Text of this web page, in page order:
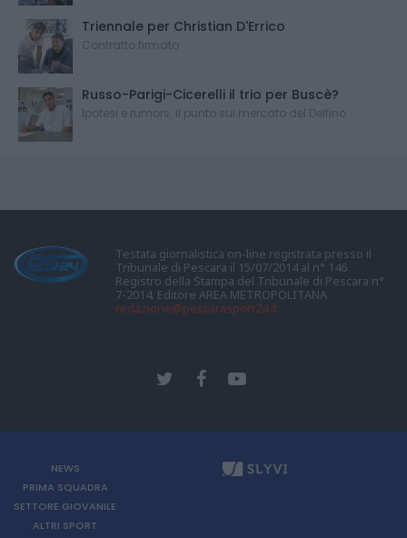
Triennale per Christian D'Errico
Contratto firmato
Russo-Parigi-Cicerelli il trio per Buscè?
Ipotesi e rumors: il punto sul mercato del Delfino
Testata giornalistica on-line registrata presso il
Tribunale di Pescara il 15/07/2014 al n° 146
Registro della Stampa del Tribunale di Pescara n°
7-2014. Editore AREA METROPOLITANA
redazione@pescarasport24.it
NEWS
PRIMA SQUADRA
SETTORE GIOVANILE
ALTRI SPORT